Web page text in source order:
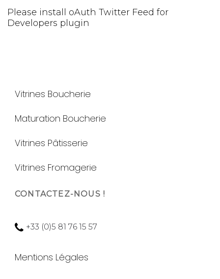
Please install oAuth Twitter Feed for
Developers plugin
Vitrines Boucherie
Maturation Boucherie
Vitrines Pâtisserie
Vitrines Fromagerie
CONTACTEZ-NOUS !
+33 (0)5 81 76 15 57
Mentions Légales